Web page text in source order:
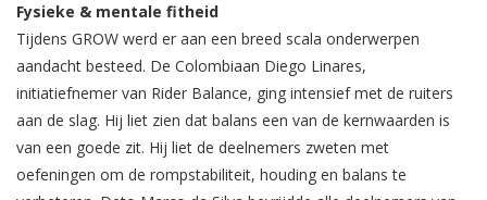
Fysieke & mentale fitheid
Tijdens GROW werd er aan een breed scala onderwerpen
aandacht besteed. De Colombiaan Diego Linares,
initiatiefnemer van Rider Balance, ging intensief met de ruiters
aan de slag. Hij liet zien dat balans een van de kernwaarden is
van een goede zit. Hij liet de deelnemers zweten met
oefeningen om de rompstabiliteit, houding en balans te